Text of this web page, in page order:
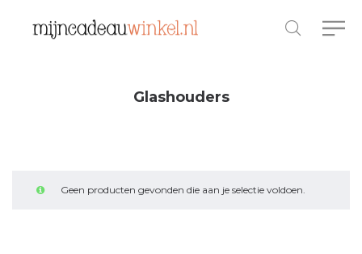
Glashouders
Geen producten gevonden die aan je selectie voldoen.